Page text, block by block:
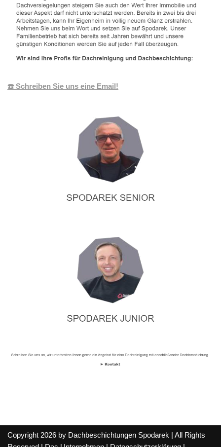
☎️ Schreiben Sie uns eine Email!
Copyright 2026 by Dachbeschichtungen Spodarek | All Rights